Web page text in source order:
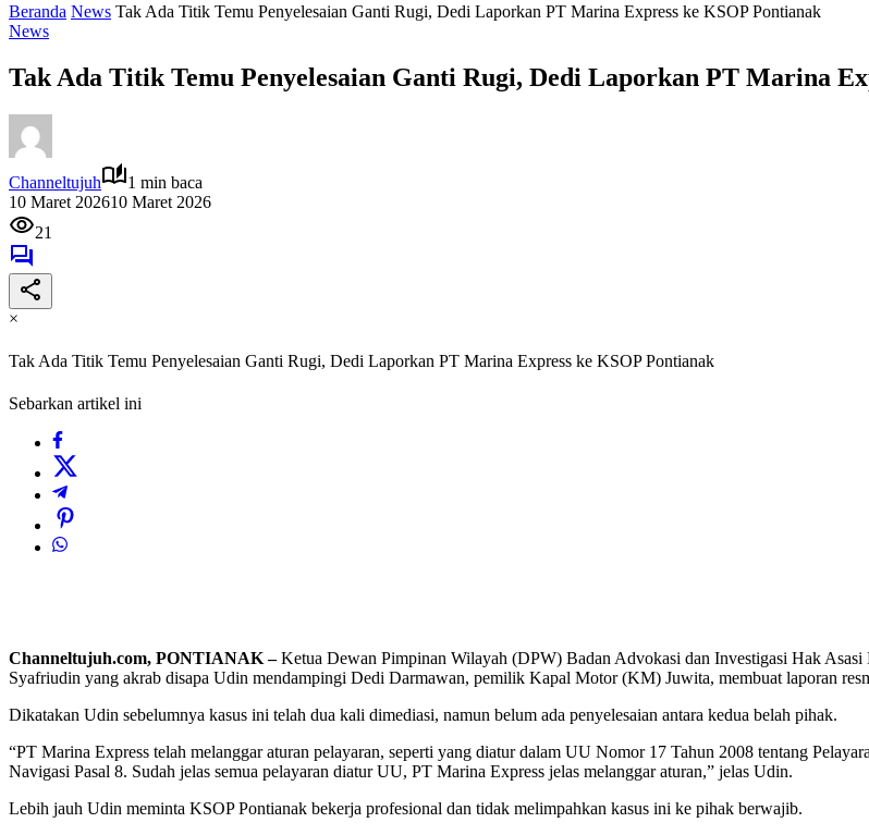
Beranda News Tak Ada Titik Temu Penyelesaian Ganti Rugi, Dedi Laporkan PT Marina Express ke KSOP Pontianak
News
Tak Ada Titik Temu Penyelesaian Ganti Rugi, Dedi Laporkan PT Marina
Channeltujuh
1 min baca
10 Maret 202610 Maret 2026
21
×
Tak Ada Titik Temu Penyelesaian Ganti Rugi, Dedi Laporkan PT Marina Express ke KSOP Pontianak
Sebarkan artikel ini
Channeltujuh.com, PONTIANAK –Ketua Dewan Pimpinan Wilayah (DPW) Badan Advokasi dan Investigasi Hak
Syafriudin yang akrab disapa Udin mendampingi Dedi Darmawan, pemilik Kapal Motor (KM) Juwita, membuat laporan
Dikatakan Udin sebelumnya kasus ini telah dua kali dimediasi, namun belum ada penyelesaian antara kedua belah pihak.
“PT Marina Express telah melanggar aturan pelayaran, seperti yang diatur dalam UU Nomor 17 Tahun 2008 tentang
Navigasi Pasal 8. Sudah jelas semua pelayaran diatur UU, PT Marina Express jelas melanggar aturan,” jelas Udin.
Lebih jauh Udin meminta KSOP Pontianak bekerja profesional dan tidak melimpahkan kasus ini ke pihak berwajib.